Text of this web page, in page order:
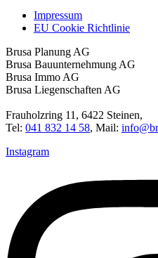
Impressum
EU Cookie Richtlinie
Brusa Planung AG
Brusa Bauunternehmung AG
Brusa Immo AG
Brusa Liegenschaften AG
Frauholzring 11, 6422 Steinen,
Tel: 041 832 14 58, Mail:
Instagram